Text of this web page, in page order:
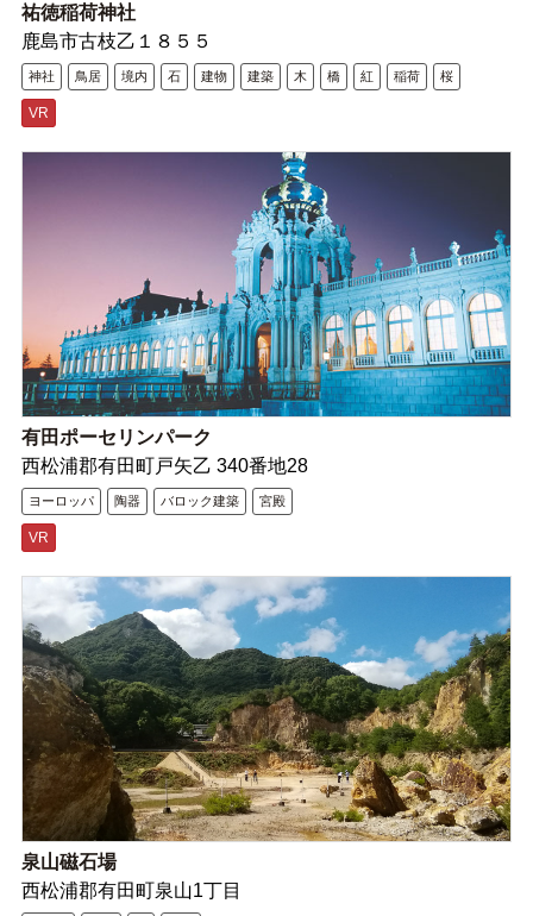
祐徳稲荷神社
鹿島市古枝乙１８５５
神社 鳥居 境内 石 建物 建築 木 橋 紅 稲荷 桜
VR
有田ポーセリンパーク
西松浦郡有田町戸矢乙 340番地28
ヨーロッパ 陶器 バロック建築 宮殿
VR
泉山磁石場
西松浦郡有田町泉山1丁目